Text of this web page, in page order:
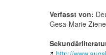
Verfasst von:
Gesa-Marie